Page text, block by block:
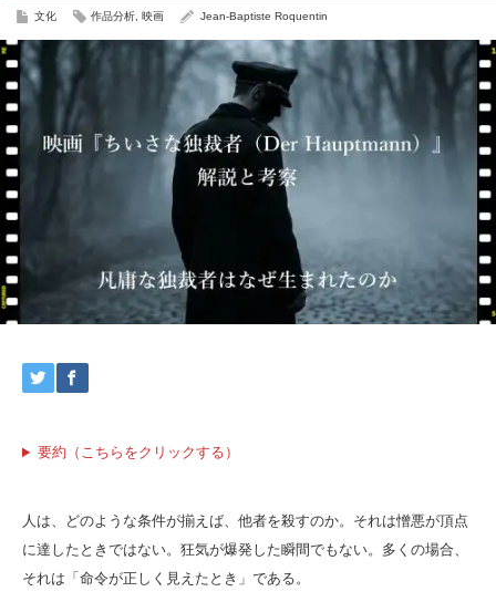
文化 作品分析 映画 Jean-Baptiste Roquentin
要約（こちらをクリックする）
人は、どのような条件が揃えば、他者を殺すのか。それは憎悪が頂点
に達したときではない。狂気が爆発した瞬間でもない。多くの場合、
それは「命令が正しく見えたとき」である。